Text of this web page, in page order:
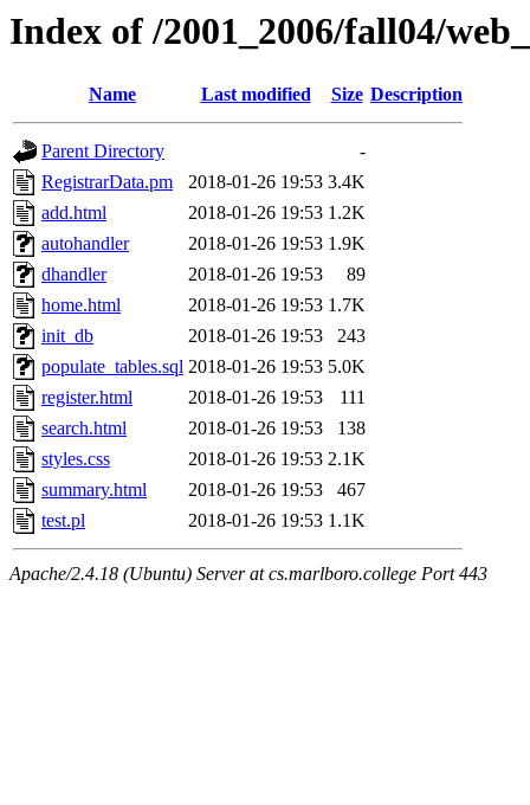
Index of /2001_2006/fall04/
Name Last modified Size Description
Parent Directory
-
RegistrarData.pm
2018-01-26 19:53 3.4K
add.html
2018-01-26 19:53 1.2K
autohandler
2018-01-26 19:53 1.9K
dhandler
2018-01-26 19:53
89
home.html
2018-01-26 19:53 1.7K
init_db
2018-01-26 19:53
243
populate_tables.sql 2018-01-26 19:53 5.0K
register.html
2018-01-26 19:53
111
search.html
2018-01-26 19:53
138
styles.css
2018-01-26 19:53 2.1K
summary.html
2018-01-26 19:53
467
test.pl
2018-01-26 19:53 1.1K
Apache/2.4.18 (Ubuntu) Server at cs.marlboro.college Port 443